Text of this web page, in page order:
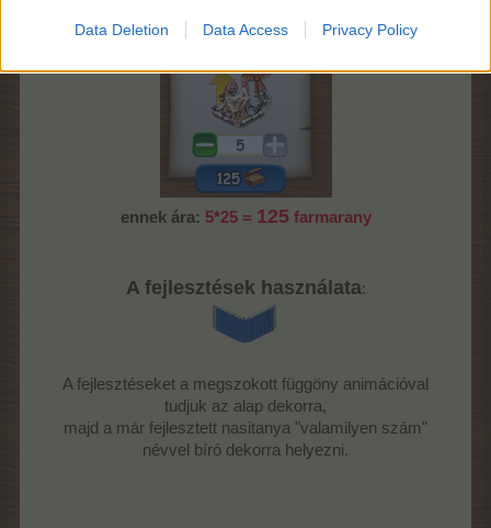
Data Deletion Data Access Privacy Policy
ennek ára: 5*25 = 125farmarany
A fejlesztések használata:
A fejlesztéseket a megszokott függöny animációval
tudjuk az alap dekorra,
majd a már fejlesztett nasitanya "valamilyen szám"
névvel bíró dekorra helyezni.​